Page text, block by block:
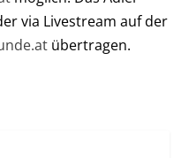
via Livestream auf der
übertragen.